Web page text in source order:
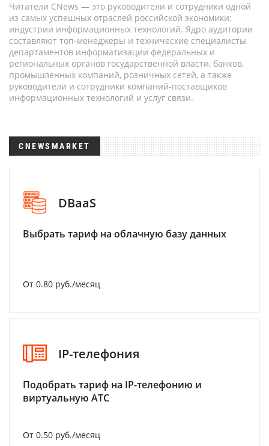
Читатели CNews — это руководители и сотрудники одной
из самых успешных отраслей российской экономики:
индустрии информационных технологий. Ядро аудитории
составляют топ-менеджеры и технические специалисты
департаментов информатизации федеральных и
региональных органов государственной власти, банков,
промышленных компаний, розничных сетей, а также
руководители и сотрудники компаний-поставщиков
информационных технологий и услуг связи.
CNEWSMARKET
DBaaS
Выбрать тариф на облачную базу данных
От 0.80 руб./месяц
IP-телефония
Подобрать тариф на IP-телефонию и
виртуальную АТС
От 0.50 руб./месяц